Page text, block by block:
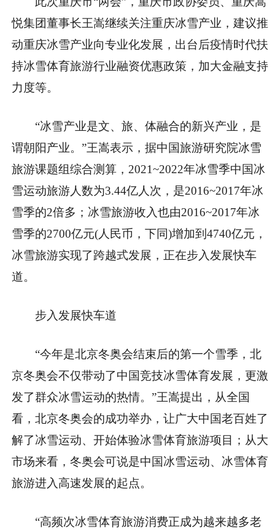
悦集团董事长王嵩继续关注重庆冰雪产业，建议推
动重庆冰雪产业向专业化发展，出台后疫情时代扶
持冰雪体育旅游行业融资优惠政策，加大金融支持
力度等。
“冰雪产业是文、旅、体融合的新兴产业，是
谓朝阳产业。”王嵩表示，据中国旅游研究院冰雪
旅游课题组综合测算，2021~2022年冰雪季中国冰
雪运动旅游人数为3.44亿人次，是2016~2017年冰
雪季的2倍多；冰雪旅游收入也由2016~2017年冰
雪季的2700亿元(人民币，下同)增加到4740亿元，
冰雪旅游实现了跨越式发展，正在步入发展快车
道。
步入发展快车道
“今年是北京冬奥会结束后的第一个雪季，北
京冬奥会不仅带动了中国竞技冰雪体育发展，更激
发了群众冰雪运动的热情。”王嵩提出，从全国
看，北京冬奥会的成功举办，让广大中国老百姓了
解了冰雪运动、开始体验冰雪体育旅游项目；从大
市场来看，冬奥会可说是中国冰雪运动、冰雪体育
旅游进入高速发展的起点。
“高频次冰雪体育旅游消费正成为越来越多老